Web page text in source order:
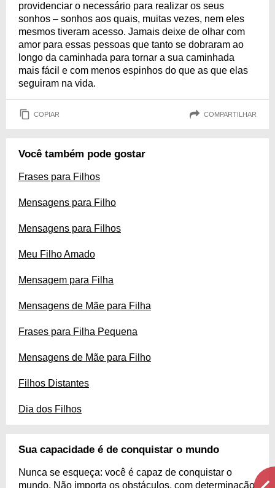
providenciar o necessário para realizar os seus
sonhos – sonhos aos quais, muitas vezes, nem eles
mesmos tiveram acesso. Jamais deixe de olhar com
amor para essas pessoas que tanto se dobraram ao
longo da caminhada para tornar a sua caminhada
mais fácil e com menos espinhos do que as que elas
seguiram na vida.
COPIAR COMPARTILHAR
Você também pode gostar
Frases para Filhos
Mensagens para Filho
Mensagens para Filhos
Meu Filho Amado
Mensagem para Filha
Mensagens de Mãe para Filha
Frases para Filha Pequena
Mensagens de Mãe para Filho
Filhos Distantes
Dia dos Filhos
Sua capacidade é de conquistar o mundo
Nunca se esqueça: você é capaz de conquistar o
mundo. Não importa os obstáculos, com determinação